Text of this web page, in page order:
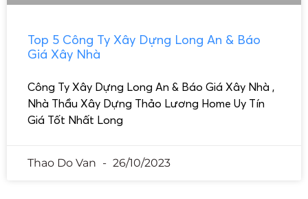
Top 5 Công Ty Xây Dựng Long An & Báo
Giá Xây Nhà
Công Ty Xây Dựng Long An & Báo Giá Xây Nhà ,
Nhà Thầu Xây Dựng Thảo Lương Home Uy Tín
Giá Tốt Nhất Long
Thao Do Van 26/10/2023